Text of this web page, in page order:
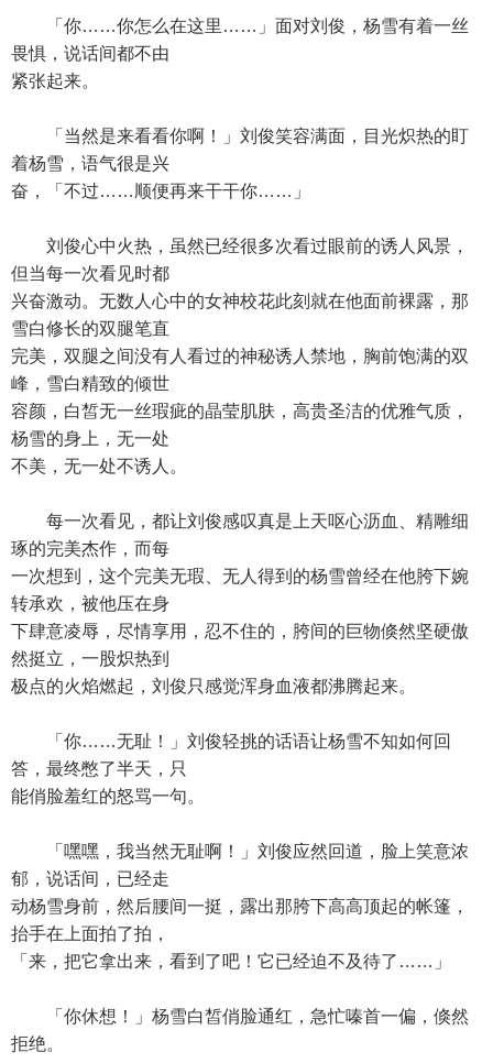
「你……你怎么在这里……」面对刘俊，杨雪有着一丝
畏惧，说话间都不由
紧张起来。
「当然是来看看你啊！」刘俊笑容满面，目光炽热的盯
着杨雪，语气很是兴
奋，「不过……顺便再来干干你……」
刘俊心中火热，虽然已经很多次看过眼前的诱人风景，
但当每一次看见时都
兴奋激动。无数人心中的女神校花此刻就在他面前裸露，那
雪白修长的双腿笔直
完美，双腿之间没有人看过的神秘诱人禁地，胸前饱满的双
峰，雪白精致的倾世
容颜，白皙无一丝瑕疵的晶莹肌肤，高贵圣洁的优雅气质，
杨雪的身上，无一处
不美，无一处不诱人。
每一次看见，都让刘俊感叹真是上天呕心沥血、精雕细
琢的完美杰作，而每
一次想到，这个完美无瑕、无人得到的杨雪曾经在他胯下婉
转承欢，被他压在身
下肆意凌辱，尽情享用，忍不住的，胯间的巨物倏然坚硬傲
然挺立，一股炽热到
极点的火焰燃起，刘俊只感觉浑身血液都沸腾起来。
「你……无耻！」刘俊轻挑的话语让杨雪不知如何回
答，最终憋了半天，只
能俏脸羞红的怒骂一句。
「嘿嘿，我当然无耻啊！」刘俊应然回道，脸上笑意浓
郁，说话间，已经走
动杨雪身前，然后腰间一挺，露出那胯下高高顶起的帐篷，
抬手在上面拍了拍，
「来，把它拿出来，看到了吧！它已经迫不及待了……」
「你休想！」杨雪白皙俏脸通红，急忙嗪首一偏，倏然
拒绝。